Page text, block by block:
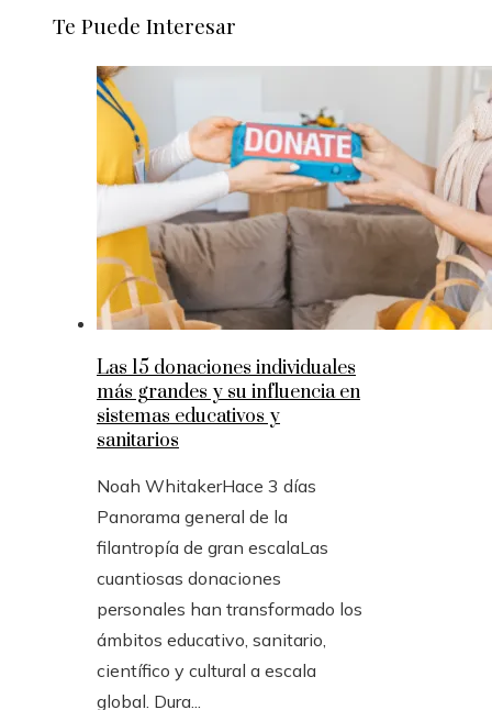
Te Puede Interesar
Las 15 donaciones individuales
más grandes y su influencia en
sistemas educativos y
sanitarios
Noah WhitakerHace 3 días
Panorama general de la
filantropía de gran escalaLas
cuantiosas donaciones
personales han transformado los
ámbitos educativo, sanitario,
científico y cultural a escala
global. Dura...